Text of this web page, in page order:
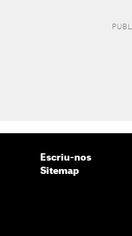
Escriu-nos
Sitemap